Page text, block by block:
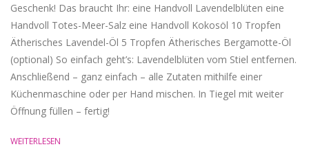
Geschenk! Das braucht Ihr: eine Handvoll Lavendelblüten eine
Handvoll Totes-Meer-Salz eine Handvoll Kokosöl 10 Tropfen
Ätherisches Lavendel-Öl 5 Tropfen Ätherisches Bergamotte-Öl
(optional) So einfach geht’s: Lavendelblüten vom Stiel entfernen.
Anschließend – ganz einfach – alle Zutaten mithilfe einer
Küchenmaschine oder per Hand mischen. In Tiegel mit weiter
Öffnung füllen – fertig!
WEITERLESEN